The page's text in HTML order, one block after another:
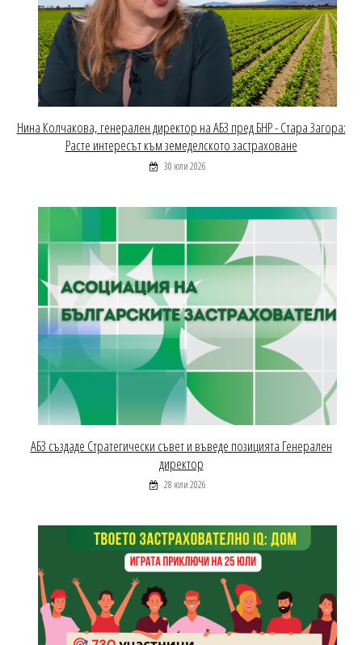
Нина Колчакова, генерален директор на АБЗ пред БНР - Стара Загора:
Расте интересът към земеделското застраховане
30 юли 2026
АБЗ създаде Стратегически съвет и въведе позицията Генерален
директор
28 юли 2026